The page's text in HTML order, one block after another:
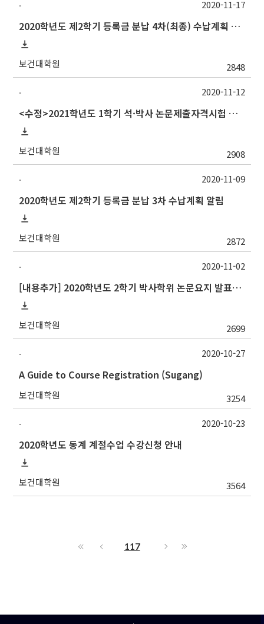
-
2020학년도 제2학기 등록금 분납 4차(최종) 수납계획 알림
보건대학원 2848
2020-11-17
-
<수정>2021학년도 1학기 석·박사 논문제출자격시험 안내 (TSQ exam)_시험일변경
보건대학원 2908
2020-11-12
-
2020학년도 제2학기 등록금 분납 3차 수납계획 알림
보건대학원 2872
2020-11-09
-
[내용추가] 2020학년도 2학기 박사학위 논문요지 발표회 안내
보건대학원 2699
2020-11-02
-
A Guide to Course Registration (Sugang)
보건대학원 3254
2020-10-27
-
2020학년도 동계 계절수업 수강신청 안내
보건대학원 3564
2020-10-23
117